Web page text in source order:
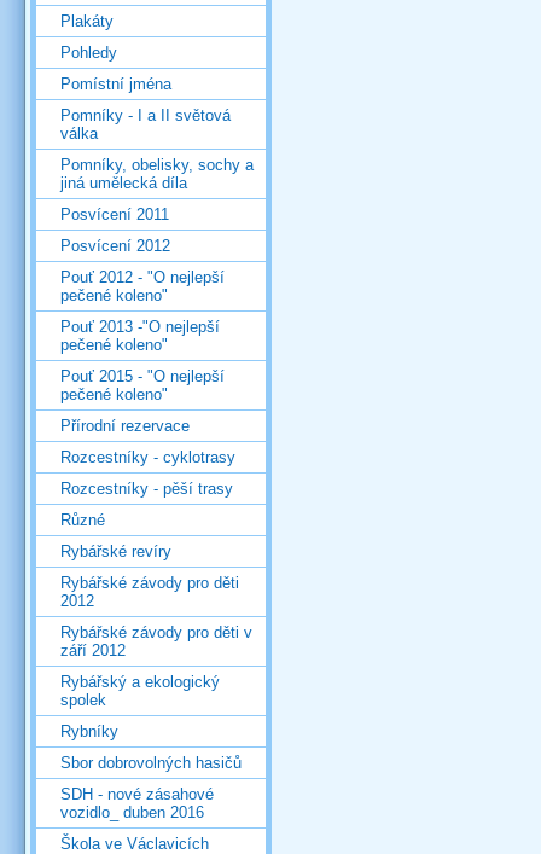
Plakáty
Pohledy
Pomístní jména
Pomníky - I a II světová
válka
Pomníky, obelisky, sochy a
jiná umělecká díla
Posvícení 2011
Posvícení 2012
Pouť 2012 - "O nejlepší
pečené koleno"
Pouť 2013 -"O nejlepší
pečené koleno"
Pouť 2015 - "O nejlepší
pečené koleno"
Přírodní rezervace
Rozcestníky - cyklotrasy
Rozcestníky - pěší trasy
Různé
Rybářské revíry
Rybářské závody pro děti
2012
Rybářské závody pro děti v
září 2012
Rybářský a ekologický
spolek
Rybníky
Sbor dobrovolných hasičů
SDH - nové zásahové
vozidlo_ duben 2016
Škola ve Václavicích